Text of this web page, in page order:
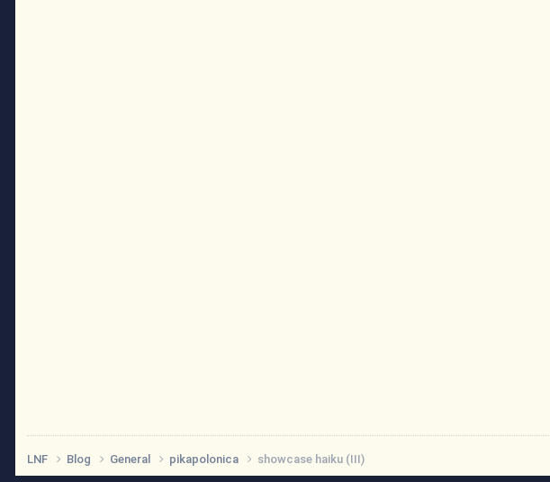
LNF Blog General pikapolonica showcase haiku (III)